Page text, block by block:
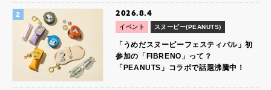
2026.8.4
イベント スヌーピー(PEANUTS)
「うめだスヌーピーフェスティバル」初
参加の「FIBRENO」って？
「PEANUTS」コラボで話題沸騰中！